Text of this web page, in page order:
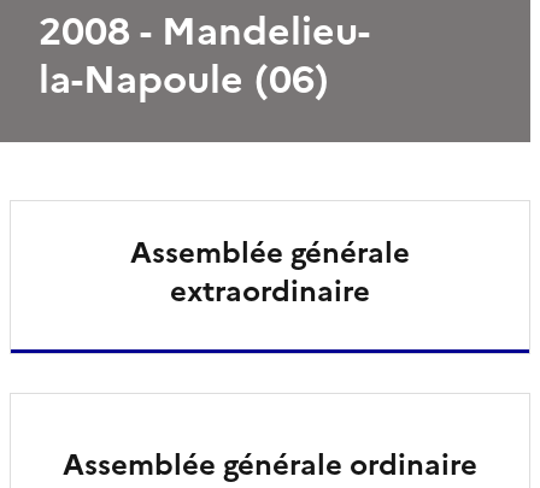
2008 - Mandelieu-
la-Napoule (06)
Assemblée générale
extraordinaire
Assemblée générale ordinaire